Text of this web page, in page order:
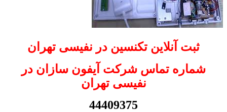
ثبت آنلاین تکنسین در نفیسی تهران
شماره تماس شرکت آیفون سازان در
نفیسی تهران
44409375